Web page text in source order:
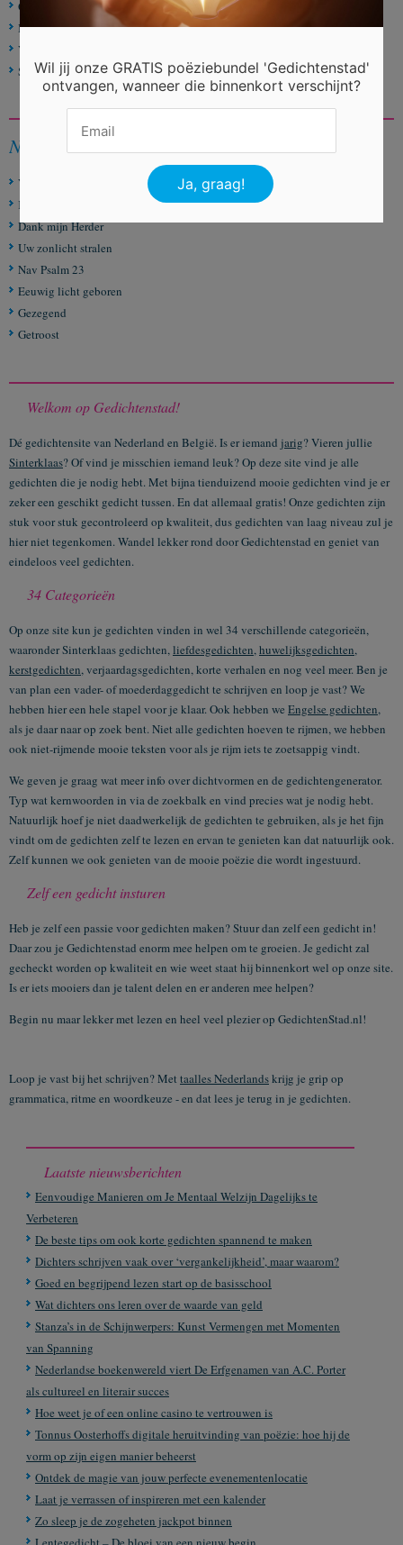
Oud zijn
Ik mis je lieverd
Verjaardag
Schoonmoeder overleden
Nieuwste gedichten
Volle leegte
Kom maar tot Mij
Dank mijn Herder
Uw zonlicht stralen
Nav Psalm 23
Eeuwig licht geboren
Gezegend
Getroost
Welkom op Gedichtenstad!
Dé gedichtensite van Nederland en België. Is er iemand jarig? Vieren jullie
Sinterklaas? Of vind je misschien iemand leuk? Op deze site vind je alle
gedichten die je nodig hebt. Met bijna tienduizend mooie gedichten vind je er
zeker een geschikt gedicht tussen. En dat allemaal gratis! Onze gedichten zijn
stuk voor stuk gecontroleerd op kwaliteit, dus gedichten van laag niveau zul je
hier niet tegenkomen. Wandel lekker rond door Gedichtenstad en geniet van
eindeloos veel gedichten.
34 Categorieën
Op onze site kun je gedichten vinden in wel 34 verschillende categorieën,
waaronder Sinterklaas gedichten,liefdesgedichten,huwelijksgedichten,
kerstgedichten, verjaardagsgedichten, korte verhalen en nog veel meer. Ben je
van plan een vader- of moederdaggedicht te schrijven en loop je vast? We
hebben hier een hele stapel voor je klaar. Ook hebben we Engelse gedichten,
als je daar naar op zoek bent. Niet alle gedichten hoeven te rijmen, we hebben
ook niet-rijmende mooie teksten voor als je rijm iets te zoetsappig vindt.
We geven je graag wat meer info over dichtvormen en de gedichtengenerator.
Typ wat kernwoorden in via de zoekbalk en vind precies wat je nodig hebt.
Natuurlijk hoef je niet daadwerkelijk de gedichten te gebruiken, als je het fijn
vindt om de gedichten zelf te lezen en ervan te genieten kan dat natuurlijk ook.
Zelf kunnen we ook genieten van de mooie poëzie die wordt ingestuurd.
Zelf een gedicht insturen
Heb je zelf een passie voor gedichten maken? Stuur dan zelf een gedicht in!
Daar zou je Gedichtenstad enorm mee helpen om te groeien. Je gedicht zal
gecheckt worden op kwaliteit en wie weet staat hij binnenkort wel op onze site.
Is er iets mooiers dan je talent delen en er anderen mee helpen?
Begin nu maar lekker met lezen en heel veel plezier op GedichtenStad.nl!
Loop je vast bij het schrijven? Met taalles Nederlandskrijg je grip op
grammatica, ritme en woordkeuze - en dat lees je terug in je gedichten.
Laatste nieuwsberichten
Eenvoudige Manieren om Je Mentaal Welzijn Dagelijks te
Verbeteren
De beste tips om ook korte gedichten spannend te maken
Dichters schrijven vaak over ‘vergankelijkheid’, maar waarom?
Goed en begrijpend lezen start op de basisschool
Wat dichters ons leren over de waarde van geld
Stanza’s in de Schijnwerpers: Kunst Vermengen met Momenten
van Spanning
Nederlandse boekenwereld viert De Erfgenamen van A.C. Porter
als cultureel en literair succes
Hoe weet je of een online casino te vertrouwen is
Tonnus Oosterhoffs digitale heruitvinding van poëzie: hoe hij de
vorm op zijn eigen manier beheerst
Ontdek de magie van jouw perfecte evenementenlocatie
Laat je verrassen of inspireren met een kalender
Zo sleep je de zogeheten jackpot binnen
Wil jij onze GRATIS poëziebundel 'Gedichtenstad'
ontvangen, wanneer die binnenkort verschijnt?